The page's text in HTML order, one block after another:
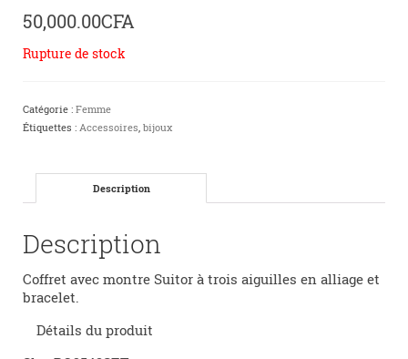
50,000.00CFA
Rupture de stock
Catégorie : Femme
Étiquettes : Accessoires, bijoux
Description
Description
Coffret avec montre Suitor à trois aiguilles en alliage et
bracelet.
Détails du produit